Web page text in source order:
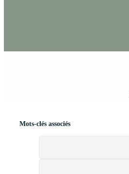
Mots-clés associés